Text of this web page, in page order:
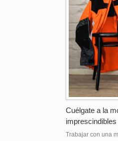
Cuélgate a la
Trabajar con una